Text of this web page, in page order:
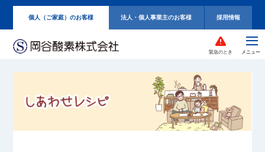
個人（ご家庭）のお客様 法人・個人事業主のお客様 採用情報
緊急のとき